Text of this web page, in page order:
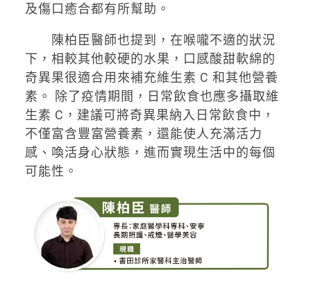
及傷口癒合都有所幫助。
陳柏臣醫師也提到，在喉嚨不適的狀況
下，相較其他較硬的水果，口感酸甜軟綿的
奇異果很適合用來補充維生素 C 和其他營養
素。 除了疫情期間，日常飲食也應多攝取維
生素 C，建議可將奇異果納入日常飲食中，
不僅富含豐富營養素，還能使人充滿活力
感、喚活身心狀態，進而實現生活中的每個
可能性。